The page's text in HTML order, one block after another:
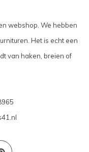
webshop. We hebben
Het is echt een
van haken, breien of